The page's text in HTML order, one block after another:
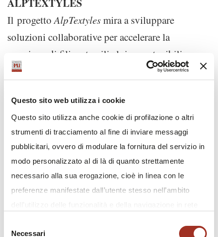
Questo sito web utilizza i cookie
Questo sito utilizza anche cookie di profilazione o altri
strumenti di tracciamento al fine di inviare messaggi
pubblicitari, ovvero di modulare la fornitura del servizio in
modo personalizzato al di là di quanto strettamente
necessario alla sua erogazione, cioè in linea con le
preferenze manifestate dall’utente stesso nell’ambito
comportamenti dei visitatori di siti web. Condividiamo
delNecessari
ALPTEXTYLES
Il progettoAlpTextylesmira a sviluppare
soluzioni collaborative per accelerare la
creazione di filiere tessili alpine sostenibili,
circolari e radicate nel territorio, rispondendo al
CONFINDUSTRIA MODA
Confindustria Moda, la più grande
Organizzazione di rappresentanza dell’Industria
Tessile e Moda nel mondo occidentale, tutela e
promuove gli interessi del settore favorendo i
economico/politiche e supportando le imprese in